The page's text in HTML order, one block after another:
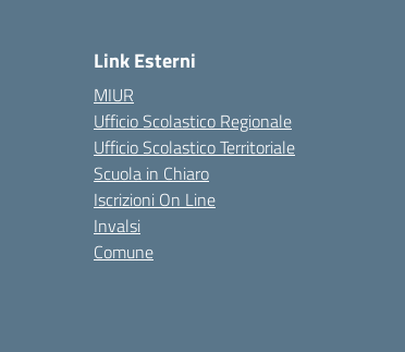
Link Esterni
MIUR
Ufficio Scolastico Regionale
Ufficio Scolastico Territoriale
Scuola in Chiaro
Iscrizioni On Line
Invalsi
Comune